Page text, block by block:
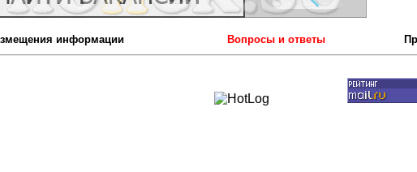
информации Вопросы и ответы